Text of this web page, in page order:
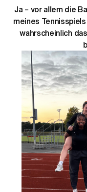
Ja – vor allem die
meines
wahrscheinlich